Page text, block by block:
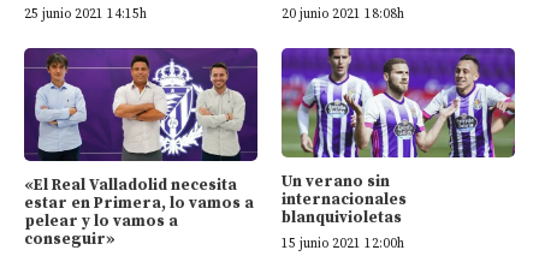
25 junio 2021 14:15h 20 junio 2021 18:08h
«El Real Valladolid necesita
estar en Primera, lo vamos a
pelear y lo vamos a
conseguir»
Un verano sin
internacionales
blanquivioletas
15 junio 2021 12:00h